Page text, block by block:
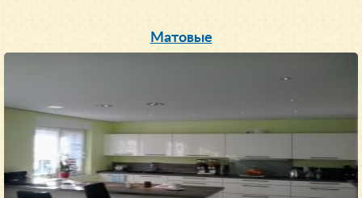
Матовые